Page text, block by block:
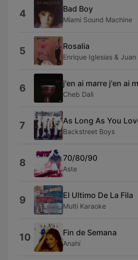
4 Bad Boy
Miami Sound Machine
5 Rosalia
Enrique Iglesias & Juan
6 j'en ai marre j'en ai
Cheb Dali
7 As Long As You
Backstreet Boys
8 70/80/90
Aste
9 El Ultimo De La Fila
Multi Karaoke
10 Fin de Semana
Anahí